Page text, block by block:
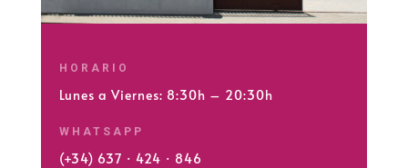
HORARIO
Lunes a Viernes: 8:30h – 20:30h
WHATSAPP
(+34) 637 · 424 · 846